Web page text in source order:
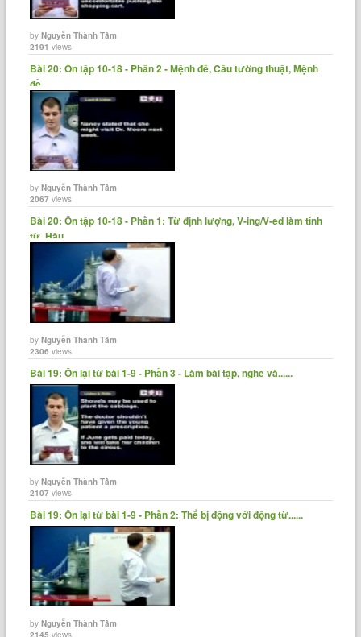
byNguyễn Thành Tâm
2191 views
Bài 20: Ôn tập 10-18 - Phần 2 - Mệnh đề, Câu tường thuật, Mệnh
đề......
byNguyễn Thành Tâm
2067 views
Bài 20: Ôn tập 10-18 - Phần 1: Từ định lượng, V-ing/V-ed làm tính
từ, Hậu......
byNguyễn Thành Tâm
2306 views
Bài 19: Ôn lại từ bài 1-9 - Phần 3 - Làm bài tập, nghe và......
byNguyễn Thành Tâm
2107 views
Bài 19: Ôn lại từ bài 1-9 - Phần 2: Thể bị động với động từ......
byNguyễn Thành Tâm
2145 views